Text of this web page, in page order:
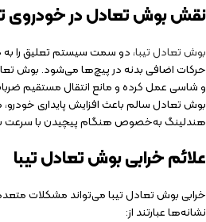
نقش بوش تعادل در خودروی
بوش تعادل تیبا، دو سمت سیستم تعلیق را
حرکات اضافی بدنه در پیچ‌ها می‌شود. بوش
و شاسی عمل کرده و مانع انتقال مستقیم
بوش تعادل سالم باعث افزایش پایداری
هندلینگ به‌خصوص هنگام پیچیدن با سرعت
علائم خرابی بوش تعادل تیبا
خرابی بوش تعادل تیبا می‌تواند مشکلات
نشانه‌ها عبارتند از: